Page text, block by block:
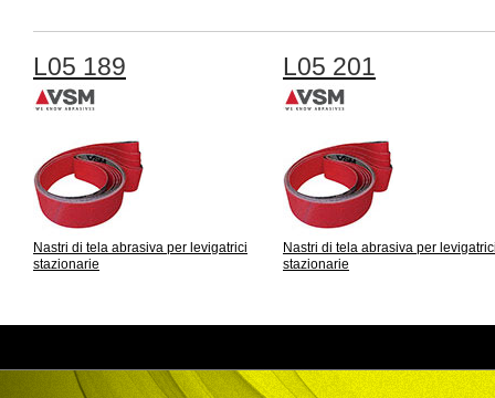
L05 189
Nastri di tela abrasiva per levigatrici
stazionarie
L05 201
Nastri di tela abrasiva per
stazionarie